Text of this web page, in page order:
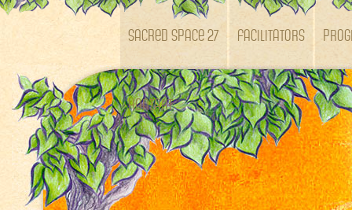
SACRED SPACE 27 Facilitators
Kontakt